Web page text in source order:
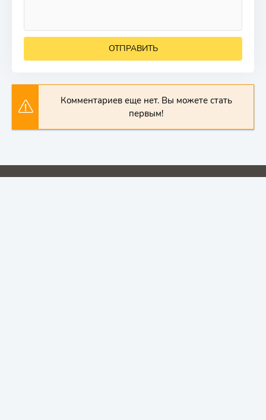
ОТПРАВИТЬ
Комментариев еще нет. Вы можете стать
первым!